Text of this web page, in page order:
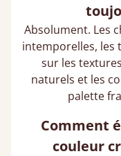
Absolument. Les
intemporelles, les
sur les
naturels et les
palette
Comment
couleur